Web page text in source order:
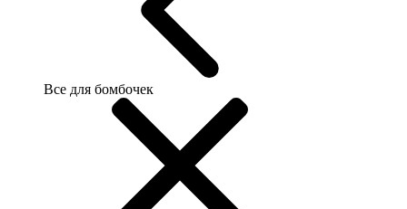
Все для бомбочек